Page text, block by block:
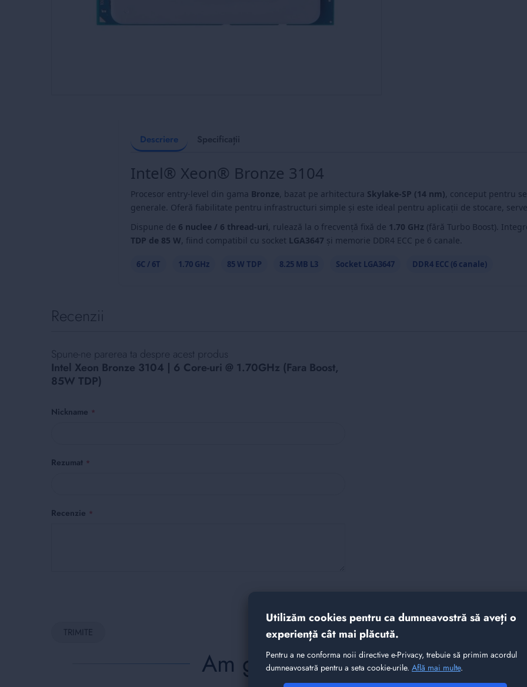
Utilizăm cookies pentru ca dumneavostră să aveți o
experiență cât mai plăcută.
Pentru a ne conforma noii directive e-Privacy, trebuie să primim acordul
dumneavosatră pentru a seta cookie-urile. Află mai multe.
Descriere Specificații
Intel® Xeon® Bronze 3104
Procesor entry-level din gama Bronze, bazat pe arhitectura Skylake-SP (14 nm), conceput pentru
generale. Oferă fiabilitate pentru infrastructuri simple și este ideal pentru aplicații de stocare,
Dispune de 6 nuclee / 6 thread-uri, rulează la o frecvență fixă de 1.70 GHz (fără Turbo Boost).
TDP de 85 W, fiind compatibil cu socket LGA3647 și memorie DDR4 ECC pe 6 canale.
6C / 6T 1.70 GHz 85 W TDP 8.25 MB L3 Socket LGA3647 DDR4 ECC (6 canale)
Recenzii
Spune-ne parerea ta despre acest produs
Intel Xeon Bronze 3104 | 6 Core-uri @ 1.70GHz (Fara Boost,
85W TDP)
Nickname
Rezumat
Recenzie
TRIMITE
Am găsit alte produse care v-ar